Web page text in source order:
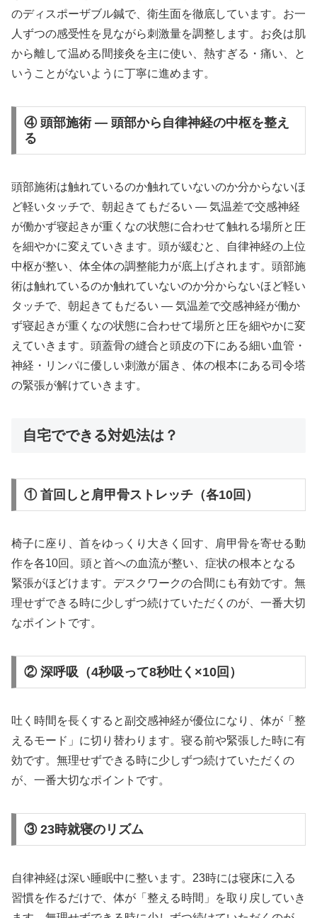
のディスポーザブル鍼で、衛生面を徹底しています。お一
人ずつの感受性を見ながら刺激量を調整します。お灸は肌
から離して温める間接灸を主に使い、熱すぎる・痛い、と
いうことがないように丁寧に進めます。
④ 頭部施術 — 頭部から自律神経の中枢を整え
る
頭部施術は触れているのか触れていないのか分からないほ
ど軽いタッチで、朝起きてもだるい ― 気温差で交感神経
が働かず寝起きが重くなの状態に合わせて触れる場所と圧
を細やかに変えていきます。頭が緩むと、自律神経の上位
中枢が整い、体全体の調整能力が底上げされます。頭部施
術は触れているのか触れていないのか分からないほど軽い
タッチで、朝起きてもだるい ― 気温差で交感神経が働か
ず寝起きが重くなの状態に合わせて場所と圧を細やかに変
えていきます。頭蓋骨の縫合と頭皮の下にある細い血管・
神経・リンパに優しい刺激が届き、体の根本にある司令塔
の緊張が解けていきます。
自宅でできる対処法は？
① 首回しと肩甲骨ストレッチ（各10回）
椅子に座り、首をゆっくり大きく回す、肩甲骨を寄せる動
作を各10回。頭と首への血流が整い、症状の根本となる
緊張がほどけます。デスクワークの合間にも有効です。無
理せずできる時に少しずつ続けていただくのが、一番大切
なポイントです。
② 深呼吸（4秒吸って8秒吐く×10回）
吐く時間を長くすると副交感神経が優位になり、体が「整
えるモード」に切り替わります。寝る前や緊張した時に有
効です。無理せずできる時に少しずつ続けていただくの
が、一番大切なポイントです。
③ 23時就寝のリズム
自律神経は深い睡眠中に整います。23時には寝床に入る
習慣を作るだけで、体が「整える時間」を取り戻していき